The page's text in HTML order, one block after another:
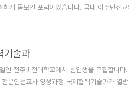
게 돋보인 포럼이었습니다. 국내 이주민선
기술과
인 전주비전대학교에서 신입생을 모집합니
문인선교사 양성과정 국제협력기술과가 열